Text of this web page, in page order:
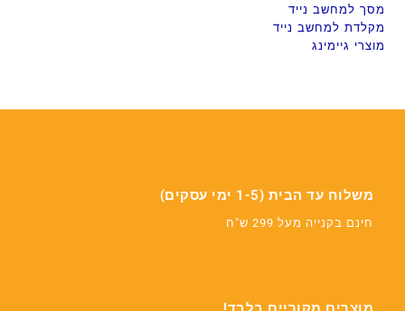
מסך למחשב נייד
מקלדת למחשב נייד
מוצרי גיימינג
משלוח עד הבית (1-5 ימי עסקים)
חינם בקנייה מעל 299 ש"ח